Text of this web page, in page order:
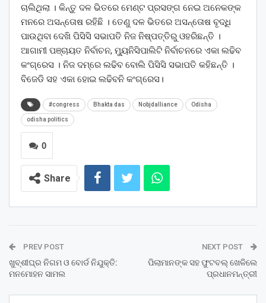
ଚାଲିଥିଲା । କିନ୍ତୁ ଦଳ ଭିତରେ ମେଣ୍ଟ ପ୍ରସଙ୍ଗ ନେଇ ଅନେକଙ୍କ
ମନରେ ଅସନ୍ତୋଷ ରହିଛି । ତେଣୁ ଦଳ ଭିତରେ ଅସନ୍ତୋଷ ବୃଦ୍ଧି
ପାଉଥିବା ଦେଖି ପିସିସି ସଭାପତି ନିଜ ନିଷ୍ପତ୍ତିରୁ ଓହରିଛନ୍ତି ।
ଆଗାମୀ ପଞ୍ଚାୟତ ନିର୍ବାଚନ, ମ୍ୟୁନିସିପାଲିଟି ନିର୍ବାଚନରେ ଏକା ଲଢିବ
କଂଗ୍ରେସ । ନିଜ ଦମ୍ରେ ଲଢିବ ବୋଲି ପିସିସି ସଭାପତି କହିଛନ୍ତି ।
ବିଜେଡି ସହ ଏକା ହୋଇ ଲଢିବନି କଂଗ୍ରେସ।
#congress Bhakta das Nobjdalliance Odisha
odisha politics
0
Share
PREV POST
ଖୁବ୍‌ଶୀଘ୍ର ନିଗମ ଓ ବୋର୍ଡ ନିଯୁକ୍ତି:
ମନମୋହନ ସାମଲ
NEXT POST
ପିଲାମାନଙ୍କ ସହ ଫୁଟବଲ୍ ଖେଳିଲେ
ପ୍ରଧାନମନ୍ତ୍ରୀ